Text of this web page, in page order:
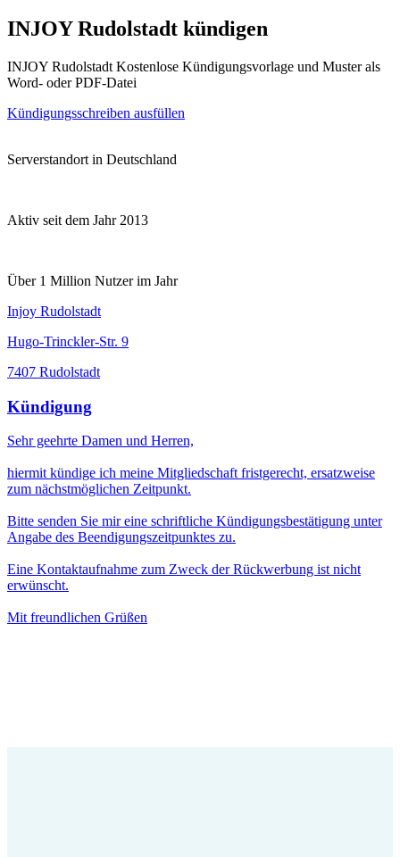
INJOY Rudolstadt kündigen
INJOY Rudolstadt Kostenlose Kündigungsvorlage und Muster als
Word- oder PDF-Datei
Kündigungsschreiben ausfüllen
Serverstandort in Deutschland
Aktiv seit dem Jahr 2013
Über 1 Million Nutzer im Jahr
Injoy Rudolstadt
Hugo-Trinckler-Str. 9
7407 Rudolstadt
Kündigung
Sehr geehrte Damen und Herren,
hiermit kündige ich meine Mitgliedschaft fristgerecht, ersatzweise
zum nächstmöglichen Zeitpunkt.
Bitte senden Sie mir eine schriftliche Kündigungsbestätigung unter
Angabe des Beendigungszeitpunktes zu.
Eine Kontaktaufnahme zum Zweck der Rückwerbung ist nicht
erwünscht.
Mit freundlichen Grüßen